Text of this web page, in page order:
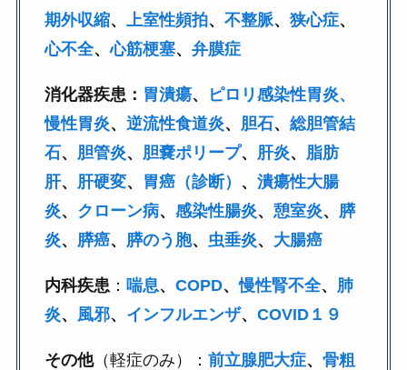
期外収縮、 上室性頻拍、 不整脈、 狭心症、
心不全、心筋梗塞、 弁膜症
消化器疾患： 胃潰瘍、
ピロリ感染性胃炎、
慢性胃炎、 逆流性食道炎、 胆石、 総胆管結
石、 胆管炎、 胆嚢ポリープ、 肝炎、
脂肪
肝、 肝硬変、 胃癌（診断） 、 潰瘍性大腸
炎、 クローン病、 感染性腸炎、 憩室炎、 膵
炎、 膵癌、 膵のう胞、 虫垂炎、 大腸癌
内科疾患 ： 喘息、 COPD、慢性腎不全、 肺
炎、 風邪、 インフルエンザ、 COVID１９
その他（軽症のみ）： 前立腺肥大症、 骨粗